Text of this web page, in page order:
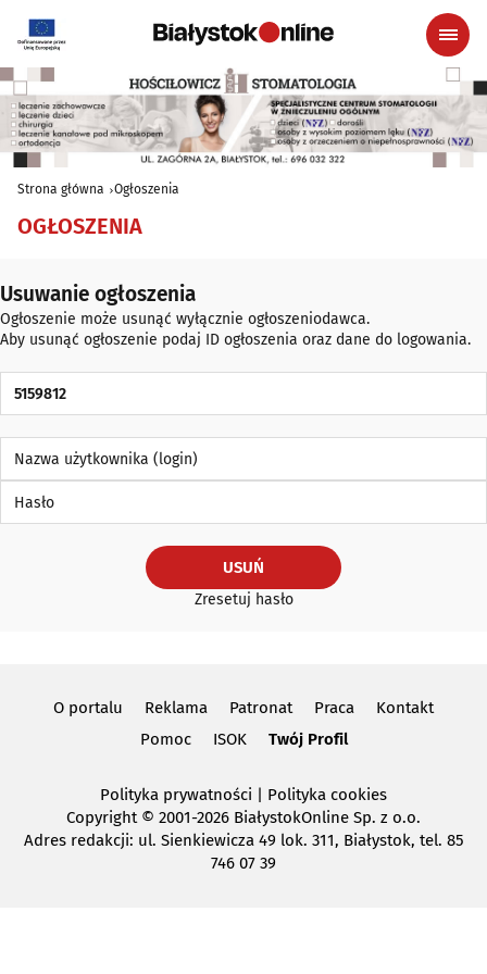
Strona główna Ogłoszenia
OGŁOSZENIA
Usuwanie ogłoszenia
Ogłoszenie może usunąć wyłącznie ogłoszeniodawca.
Aby usunąć ogłoszenie podaj ID ogłoszenia oraz dane do logowania.
USUŃ
Zresetuj hasło
O portalu Reklama Patronat Praca
Kontakt
Pomoc
ISOK Twój Profil
Polityka prywatności
Polityka cookies
Copyright© 2001-2026 BiałystokOnline Sp. z o.o.
Adres redakcji: ul. Sienkiewicza 49 lok. 311, Białystok, tel. 85
746 07 39